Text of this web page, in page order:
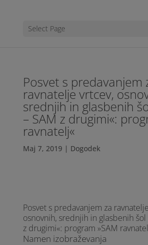
Select Page
Posvet s predavanjem
ravnatelje vrtcev,
srednjih in glasbenih
– SAM z drugimi«:
ravnatelj«
Maj 7, 2019 | Dogodek
Posvet s predavanjem za
osnovnih, srednjih in glasbenih šol
z drugimi«: program »SAM
Namen izobraževanja